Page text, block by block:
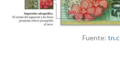
Fuente: